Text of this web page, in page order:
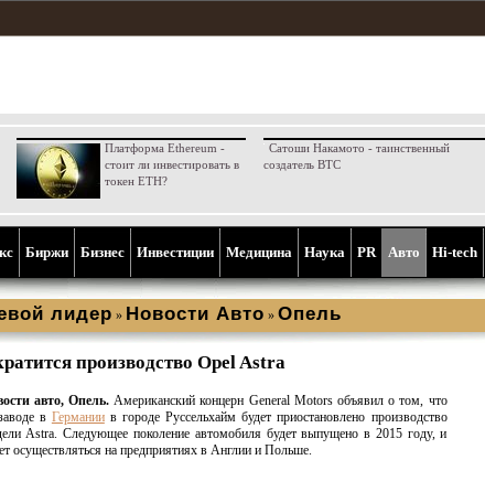
Платформа Ethereum -
стоит ли инвестировать в
токен ETH?
Сатоши Накамото - таинственный
создатель BTC
Биржи Бизнес Инвестиции Медицина Наука PR Aвто Hi-tech
лидер » Новости Aвто » Опель
производство Opel Astra
авто, Опель.Американский концерн General Motors объявил о том, что
в Германиив городе Руссельхайм будет приостановлено производство
Astra. Следующее поколение автомобиля будет выпущено в 2015 году, и
осуществляться на предприятиях в Англии и Польше.